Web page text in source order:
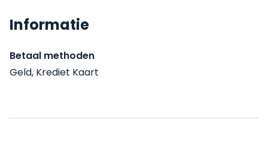
Informatie
Betaal methoden
Geld, Krediet Kaart